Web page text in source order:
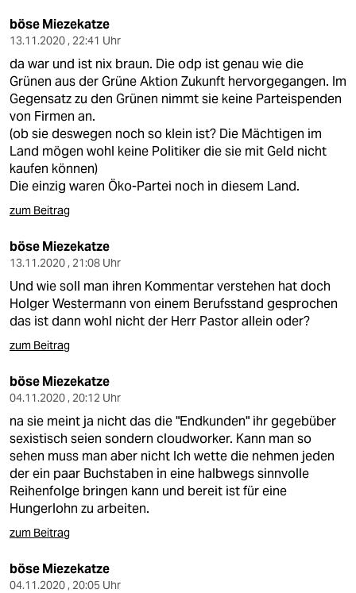
böse Miezekatze
13.11.2020 , 22:41 Uhr
da war und ist nix braun. Die odp ist genau wie die
Grünen aus der Grüne Aktion Zukunft hervorgegangen. Im
Gegensatz zu den Grünen nimmt sie keine Parteispenden
von Firmen an.
(ob sie deswegen noch so klein ist? Die Mächtigen im
Land mögen wohl keine Politiker die sie mit Geld nicht
kaufen können)
Die einzig waren Öko-Partei noch in diesem Land.
zum Beitrag
böse Miezekatze
13.11.2020 , 21:08 Uhr
Und wie soll man ihren Kommentar verstehen hat doch
Holger Westermann von einem Berufsstand gesprochen
das ist dann wohl nicht der Herr Pastor allein oder?
zum Beitrag
böse Miezekatze
04.11.2020 , 20:12 Uhr
na sie meint ja nicht das die "Endkunden" ihr gegebüber
sexistisch seien sondern cloudworker. Kann man so
sehen muss man aber nicht Ich wette die nehmen jeden
der ein paar Buchstaben in eine halbwegs sinnvolle
Reihenfolge bringen kann und bereit ist für eine
Hungerlohn zu arbeiten.
zum Beitrag
böse Miezekatze
04.11.2020 , 20:05 Uhr